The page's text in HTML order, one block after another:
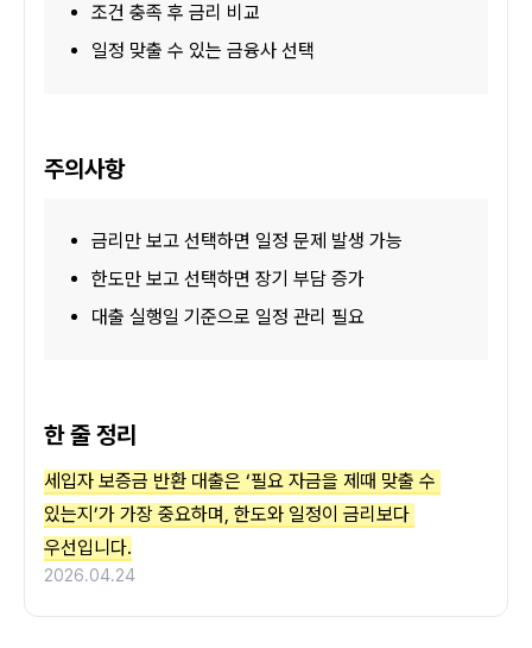
조건 충족 후 금리 비교
일정 맞출 수 있는 금융사 선택
주의사항
금리만 보고 선택하면 일정 문제 발생 가능
한도만 보고 선택하면 장기 부담 증가
대출 실행일 기준으로 일정 관리 필요
한 줄 정리
세입자 보증금 반환 대출은 ‘필요 자금을 제때 맞출 수
있는지’가 가장 중요하며, 한도와 일정이 금리보다
우선입니다.
2026.04.24